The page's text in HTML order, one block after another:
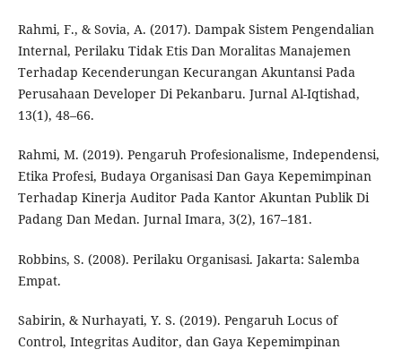
Rahmi, F., & Sovia, A. (2017). Dampak Sistem Pengendalian
Internal, Perilaku Tidak Etis Dan Moralitas Manajemen
Terhadap Kecenderungan Kecurangan Akuntansi Pada
Perusahaan Developer Di Pekanbaru. Jurnal Al-Iqtishad,
13(1), 48–66.
Rahmi, M. (2019). Pengaruh Profesionalisme, Independensi,
Etika Profesi, Budaya Organisasi Dan Gaya Kepemimpinan
Terhadap Kinerja Auditor Pada Kantor Akuntan Publik Di
Padang Dan Medan. Jurnal Imara, 3(2), 167–181.
Robbins, S. (2008). Perilaku Organisasi. Jakarta: Salemba
Empat.
Sabirin, & Nurhayati, Y. S. (2019). Pengaruh Locus of
Control, Integritas Auditor, dan Gaya Kepemimpinan